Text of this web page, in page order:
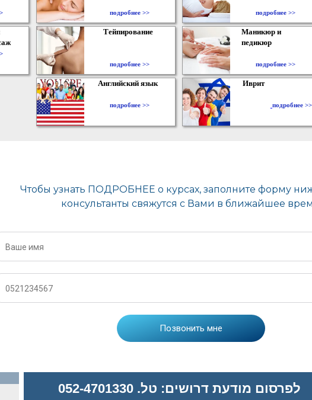
подробнее >> подробнее >>
Тейпирование
подробнее >>
Маникюр и
педикюр
подробнее >>
Английский язык
подробнее >>
Иврит
подробнее >>
לפרסום מודעת דרושים: טל. 052-4701330